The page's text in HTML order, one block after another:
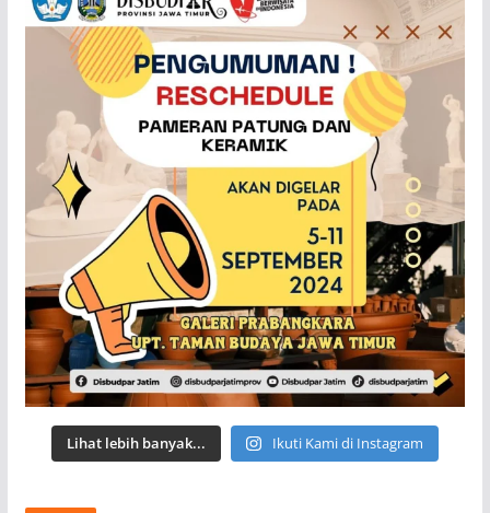
Lihat lebih banyak... Ikuti Kami di Instagram